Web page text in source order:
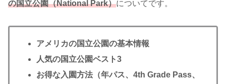
の国立公園（National Park）についてです。
アメリカの国立公園の基本情報
人気の国立公園ベスト3
お得な入園方法（年パス、4th Grade Pass、